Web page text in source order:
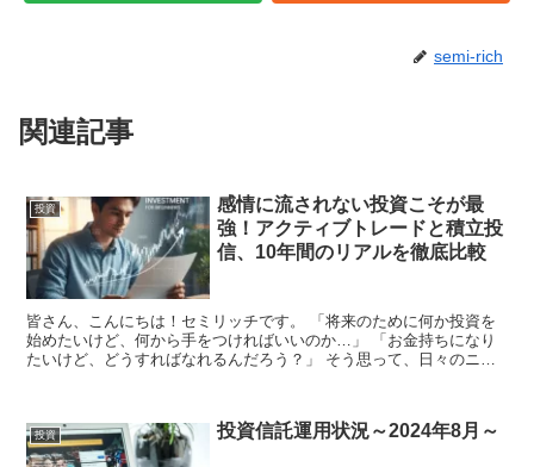
semi-rich
関連記事
投資
感情に流されない投資こそが最
強！アクティブトレードと積立投
信、10年間のリアルを徹底比較
皆さん、こんにちは！セミリッチです。 「将来のために何か投資を
始めたいけど、何から手をつければいいのか…」 「お金持ちになり
たいけど、どうすればなれるんだろう？」 そう思って、日々のニュ
投資 投資信託運用状況～2024年8月～